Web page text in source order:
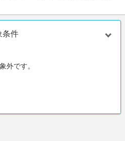
条件
外です。
のアクセサリー(バンド等)